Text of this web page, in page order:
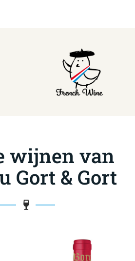
wijnen van
Gort & Gort